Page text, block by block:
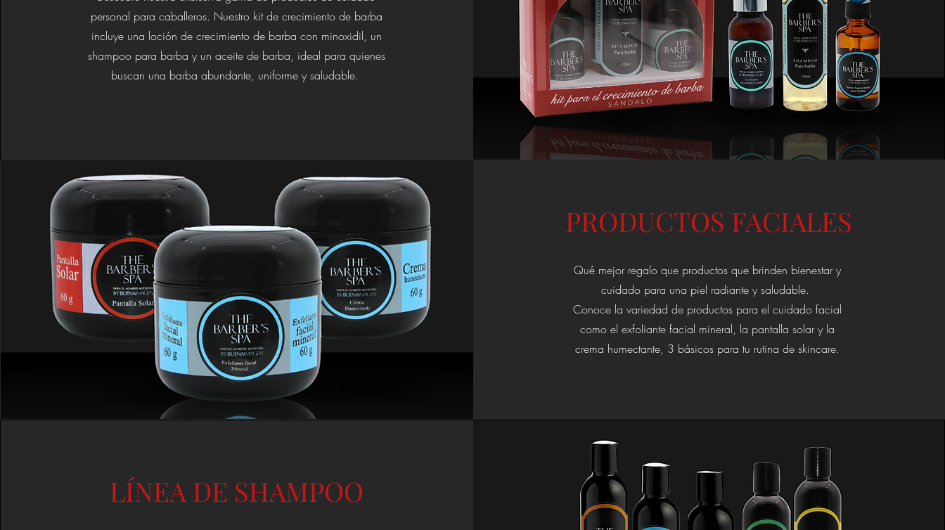
personal para caballeros. Nuestro kit de crecimiento de barba
incluye una loción de crecimiento de barba con minoxidil, un
shampoo para barba y un aceite de barba, ideal para quienes
buscan una barba abundante, uniforme y saludable.
PRODUCTOS FACIALES
Qué mejor regalo que productos que brinden bienestar y
cuidado para una piel radiante y saludable.
Conoce la variedad de productos para el cuidado facial
como el exfoliante facial mineral, la pantalla solar y la
crema humectante, 3 básicos para tu rutina de skincare.
LÍNEA DE SHAMPOO